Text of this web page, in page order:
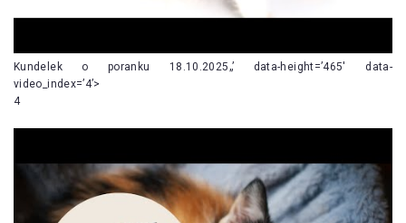
Kundelek o poranku 18.10.2025„’ data-height=’465′ data-
video_index=’4’>
4